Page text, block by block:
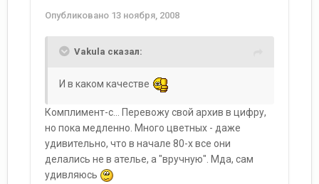
Опубликовано 13 ноября, 2008
Vakula сказал:
И в каком качестве
Комплимент-с... Перевожу свой архив в цифру,
но пока медленно. Много цветных - даже
удивительно, что в начале 80-х все они
делались не в ателье, а "вручную". Мда, сам
удивляюсь